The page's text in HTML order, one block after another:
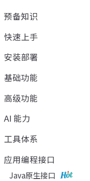
预备知识
快速上手
安装部署
基础功能
高级功能
AI 能力
工具体系
应用编程接口
Java原生接口